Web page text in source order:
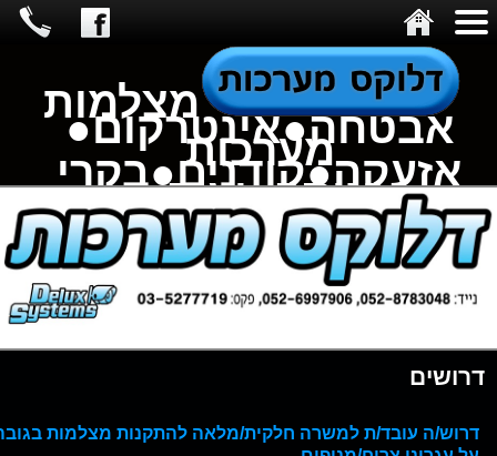
מצלמות
אבטחה●אינטרקום●
מערכות
אזעקה●קודנים●בקרי
כניסה●ועוד...
דרושים
דרוש/ה עובד/ת למשרה חלקית/מלאה להתקנות מצלמות